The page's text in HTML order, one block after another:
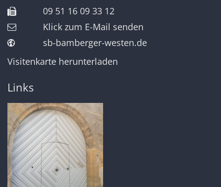
09 51 16 09 33 12
Klick zum E-Mail senden
sb-bamberger-westen.de
Visitenkarte herunterladen
Links